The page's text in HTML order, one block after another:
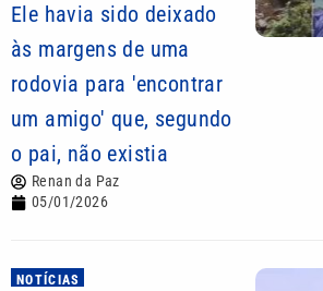
Ele havia sido deixado
às margens de uma
rodovia para 'encontrar
um amigo' que, segundo
o pai, não existia
Renan da Paz
05/01/2026
NOTÍCIAS